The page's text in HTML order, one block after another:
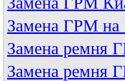
Замена ГРМ на
Замена ремня
Замена ремня